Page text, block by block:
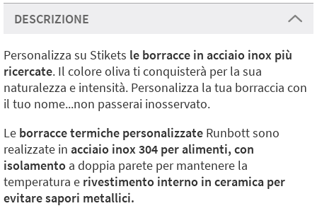
DESCRIZIONE
Personalizza su Stikets le borracce in acciaio inox più
ricercate. Il colore oliva ti conquisterà per la sua
naturalezza e intensità. Personalizza la tua borraccia con
il tuo nome...non passerai inosservato.
Le borracce termiche personalizzate Runbott sono
realizzate in acciaio inox 304 per alimenti, con
isolamento a doppia parete per mantenere la
temperatura e rivestimento interno in ceramica per
evitare sapori metallici.